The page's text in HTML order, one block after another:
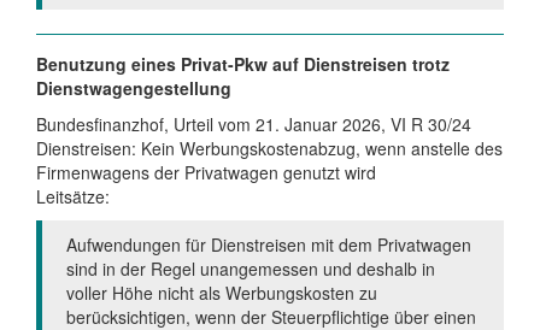
Benutzung eines Privat-Pkw auf Dienstreisen trotz
Dienstwagengestellung
Bundesfinanzhof, Urteil vom 21. Januar 2026, VI R 30/24
Dienstreisen: Kein Werbungskostenabzug, wenn anstelle des
Firmenwagens der Privatwagen genutzt wird
Leitsätze:
Aufwendungen für Dienstreisen mit dem Privatwagen
sind in der Regel unangemessen und deshalb in
voller Höhe nicht als Werbungskosten zu
berücksichtigen, wenn der Steuerpflichtige über einen